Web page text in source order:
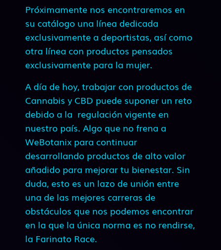
Próximamente nos encontraremos en
su catálogo una línea dedicada
exclusivamente a deportistas, así como
otra línea con productos pensados
exclusivamente para la mujer.
A día de hoy, trabajar con productos de
Cannabis y CBD puede suponer un reto
debido a la regulación vigente en
nuestro país. Algo que no frena a
WeBotanix para continuar
desarrollando productos de alto valor
añadido para mejorar tu bienestar. Sin
duda, esto es un lazo de unión entre
una de las mejores carreras de
obstáculos que nos podemos encontrar
en la que la única norma es no rendirse,
la Farinato Race.